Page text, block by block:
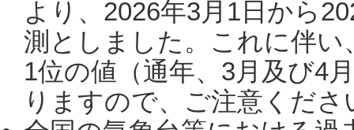
より、2026年3月1日から
測としました。これに伴い
1位の値（通年、3月及び4
りますので、ご注意くだ